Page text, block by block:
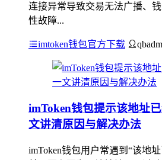
连接异常导致交易无法广播、
性故障...
imtoken钱包官方下载
imToken钱包提示该地址
文讲清原因与解决办法
imToken钱包用户常遇到“该地